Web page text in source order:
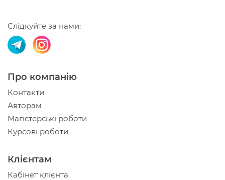
Слідкуйте за нами:
Про компанію
Контакти
Авторам
Магістерські роботи
Курсові роботи
Клієнтам
Кабінет клієнта